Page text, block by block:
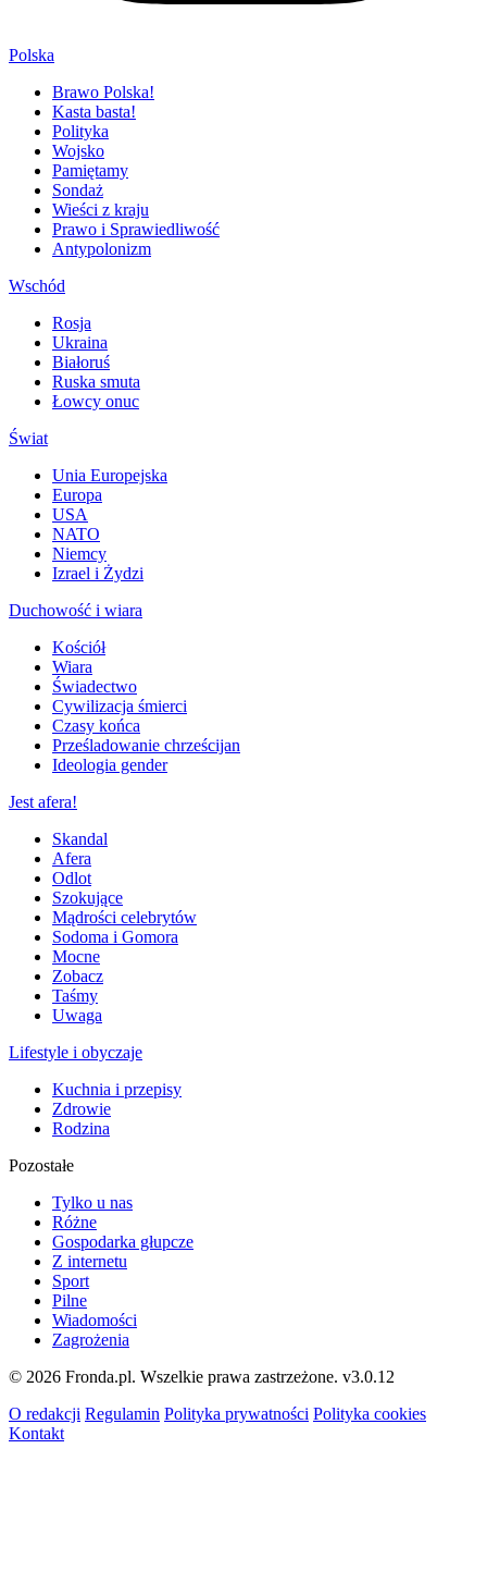
Polska
Brawo Polska!
Kasta basta!
Polityka
Wojsko
Pamiętamy
Sondaż
Wieści z kraju
Prawo i Sprawiedliwość
Antypolonizm
Wschód
Rosja
Ukraina
Białoruś
Ruska smuta
Łowcy onuc
Świat
Unia Europejska
Europa
USA
NATO
Niemcy
Izrael i Żydzi
Duchowość i wiara
Kościół
Wiara
Świadectwo
Cywilizacja śmierci
Czasy końca
Prześladowanie chrześcijan
Ideologia gender
Jest afera!
Skandal
Afera
Odlot
Szokujące
Mądrości celebrytów
Sodoma i Gomora
Mocne
Zobacz
Taśmy
Uwaga
Lifestyle i obyczaje
Kuchnia i przepisy
Zdrowie
Rodzina
Pozostałe
Tylko u nas
Różne
Gospodarka głupcze
Z internetu
Sport
Pilne
Wiadomości
Zagrożenia
© 2026 Fronda.pl. Wszelkie prawa zastrzeżone. v3.0.12
O redakcji Regulamin Polityka prywatności Polityka cookies
Kontakt